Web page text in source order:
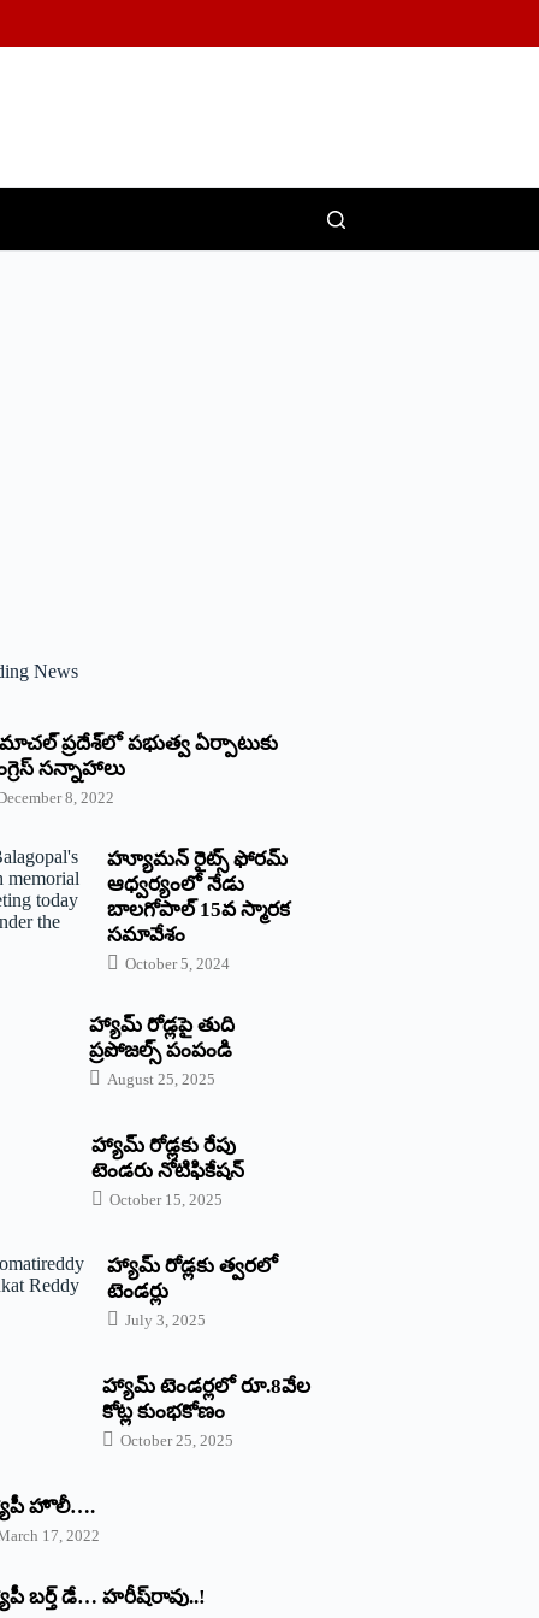
News
‌ప్రదేశ్‌లో పభుత్వ ఏర్పాటుకు
‌సన్నాహాలు
8, 2022
హ్యూమన్‌ రైట్స్‌ ఫోరమ్‌
ఆధ్వర్యంలో నేడు
బాలగోపాల్‌ 15వ స్మారక
సమావేశం
October 5, 2024
హ్యామ్‌ రోడ్లపై తుది
ప్రపోజల్స్‌ పంపండి
August 25, 2025
హ్యామ్‌ రోడ్లకు రేపు
టెండరు నోటిఫికేషన్‌
October 15, 2025
హ్యామ్‌ రోడ్లకు త్వరలో
టెండర్లు
July 3, 2025
హ్యామ్‌ ‌టెండర్లలో రూ.8వేల
కోట్ల కుంభకోణం
October 25, 2025
హొలీ….
17, 2022
బర్త్ ‌డే… హరీష్‌రావు..!